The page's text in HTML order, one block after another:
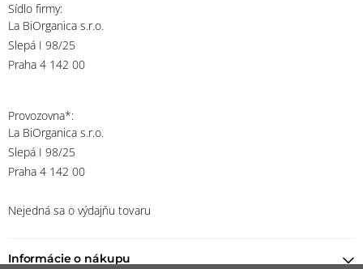
Sídlo firmy:
La BiOrganica s.r.o.
Slepá I 98/25
Praha 4 142 00
Provozovna*:
La BiOrganica s.r.o.
Slepá I 98/25
Praha 4 142 00
Nejedná sa o výdajňu tovaru
Informácie o nákupu